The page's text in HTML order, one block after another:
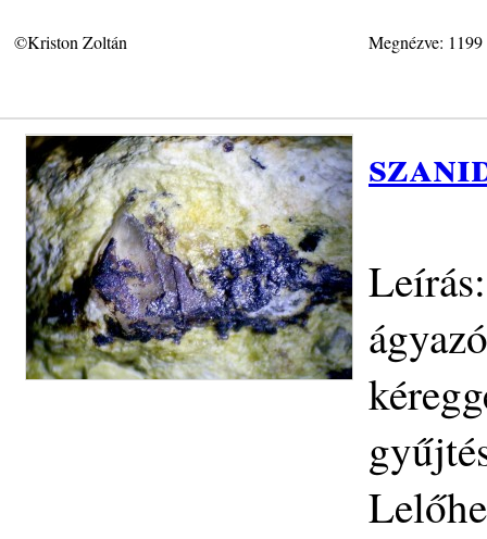
©Kriston Zoltán Megnézve: